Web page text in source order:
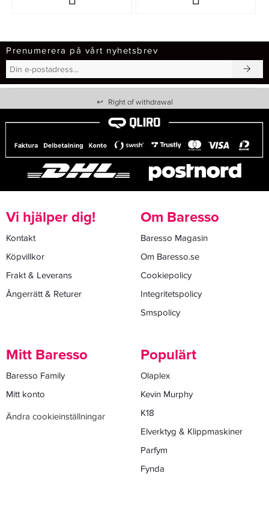
Prenumerera på vårt nyhetsbrev
↩ Right of withdrawal
Vi hjälper dig!
Kontakt
Köpvillkor
Frakt & Leverans
Ångerrätt & Returer
Om Baresso
Baresso Magasin
Om Baresso.se
Cookiepolicy
Integritetspolicy
Smspolicy
Mitt Baresso
Baresso Family
Mitt konto
Ändra cookieinställningar
Populärt
Olaplex
Kevin Murphy
K18
Elverktyg & Klippmaskiner
Parfym
Fynda